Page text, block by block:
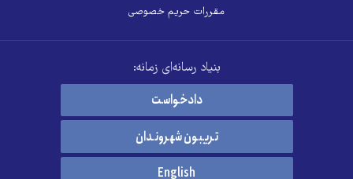
مقررات حریم خصوصی
بنیاد رسانه‌ای زمانه:
دادخواست
تریبون شهروندان
English